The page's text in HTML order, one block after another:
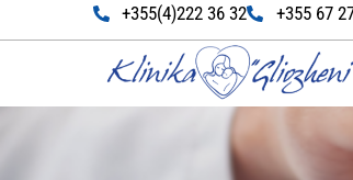
+355(4)222 36 32 +355 67